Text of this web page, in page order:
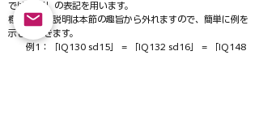
では「sd」の表記を用います。
標準偏差の説明は本節の趣旨から外れますので、簡単に例を
示しておきます。
例1：「IQ130 sd15」 = 「IQ132 sd16」 = 「IQ148